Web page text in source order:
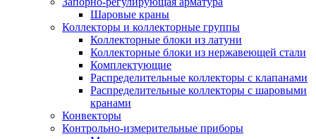
Шаровые краны
Коллекторы и коллекторные группы
Коллекторные блоки из латуни
Коллекторные блоки из нержавеющей стали
Комплектующие
Распределительные коллекторы с клапанами
Распределительные коллекторы с шаровыми
кранами
Конвекторы
Контрольно-измерительные приборы